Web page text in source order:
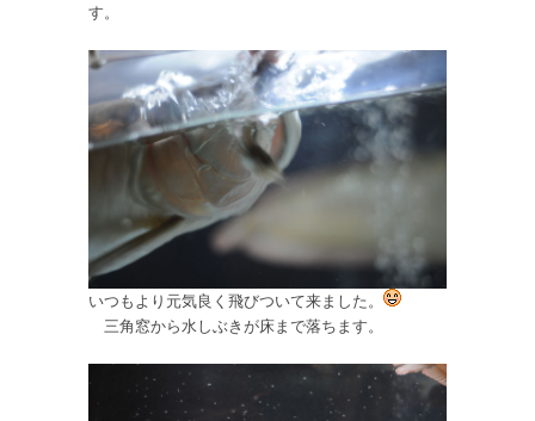
す。
いつもより元気良く飛びついて来ました。
三角窓から水しぶきが床まで落ちます。